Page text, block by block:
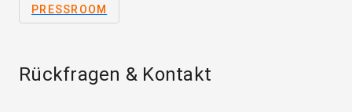
PRESSROOM
Rückfragen & Kontakt